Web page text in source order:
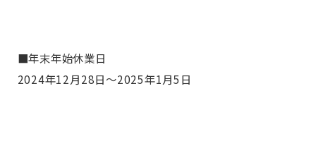
■年末年始休業日
2024年12月28日～2025年1月5日